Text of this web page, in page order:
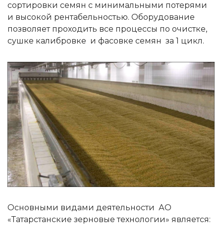
сортировки семян с минимальными потерями
и высокой рентабельностью. Оборудование
позволяет проходить все процессы по очистке,
сушке калибровке и фасовке семян за 1 цикл.
Основными видами деятельности АО
«Татарстанские зерновые технологии» является: